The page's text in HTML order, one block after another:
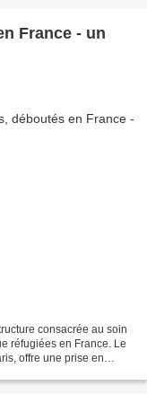
France - un
consacrée au soin
réfugiées en France. Le
offre une prise en